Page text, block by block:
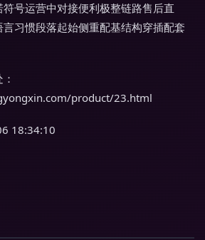
号运营中对接便利极整链路售后直
习惯段落起始侧重配基结构穿插配套
product/23.html
18:34:10